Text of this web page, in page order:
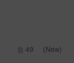
49 (New)